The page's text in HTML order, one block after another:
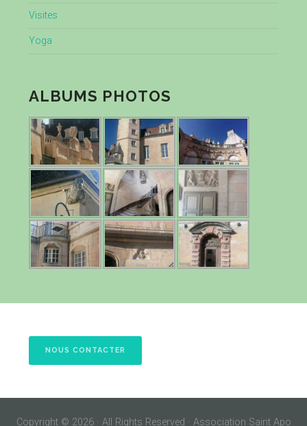
Visites
Yoga
ALBUMS PHOTOS
NOUS CONTACTER
Copyright © 2026 · All Rights Reserved · Association Saint Apo